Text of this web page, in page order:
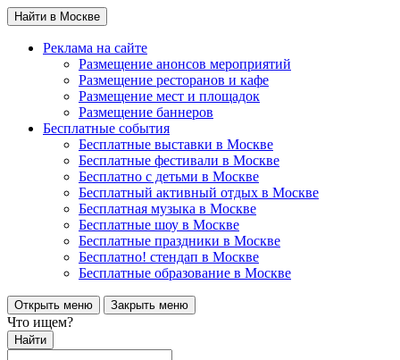
Найти в Москве
Реклама на сайте
Размещение анонсов мероприятий
Размещение ресторанов и кафе
Размещение мест и площадок
Размещение баннеров
Бесплатные события
Бесплатные выставки в Москве
Бесплатные фестивали в Москве
Бесплатно с детьми в Москве
Бесплатный активный отдых в Москве
Бесплатная музыка в Москве
Бесплатные шоу в Москве
Бесплатные праздники в Москве
Бесплатно! стендап в Москве
Бесплатные образование в Москве
Открыть меню Закрыть меню
Что ищем?
Найти